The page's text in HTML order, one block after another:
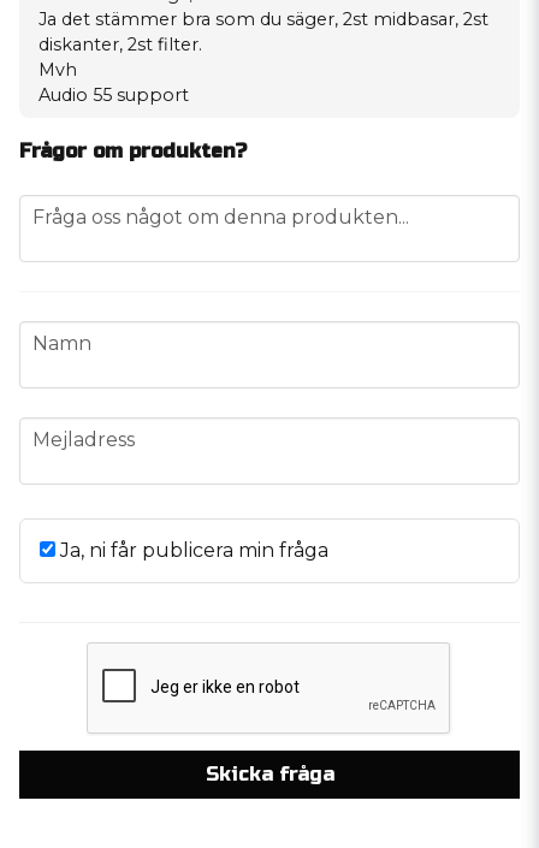
Ja det stämmer bra som du säger, 2st midbasar, 2st
diskanter, 2st filter.
Mvh
Audio 55 support
Frågor om produkten?
question
Fråga oss något om denna produkten...
name
Namn
email
Mejladress
Ja, ni får publicera min fråga
Skicka fråga